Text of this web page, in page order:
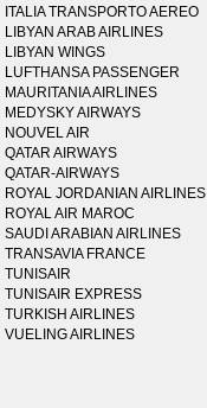
ITALIA TRANSPORTO AEREO
LIBYAN ARAB AIRLINES
LIBYAN WINGS
LUFTHANSA PASSENGER
MAURITANIA AIRLINES
MEDYSKY AIRWAYS
NOUVEL AIR
QATAR AIRWAYS
QATAR-AIRWAYS
ROYAL JORDANIAN AIRLINES
ROYAL AIR MAROC
SAUDI ARABIAN AIRLINES
TRANSAVIA FRANCE
TUNISAIR
TUNISAIR EXPRESS
TURKISH AIRLINES
VUELING AIRLINES